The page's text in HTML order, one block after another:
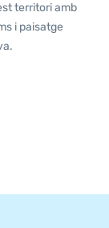
territori amb
i paisatge